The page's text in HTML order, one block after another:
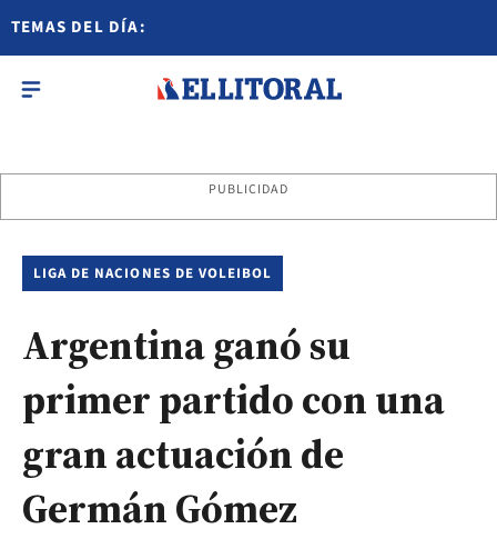
TEMAS DEL DÍA:
PUBLICIDAD
LIGA DE NACIONES DE VOLEIBOL
Argentina ganó su
primer partido con una
gran actuación de
Germán Gómez